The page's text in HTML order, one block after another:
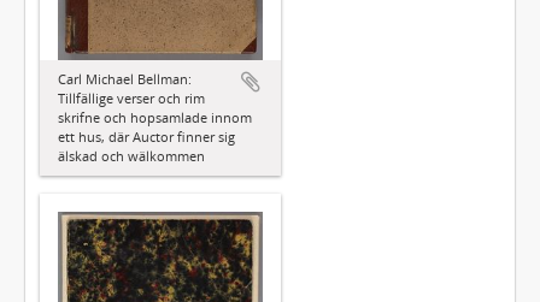
Carl Michael Bellman:
Tillfällige verser och rim
skrifne och hopsamlade innom
ett hus, där Auctor finner sig
älskad och wälkommen